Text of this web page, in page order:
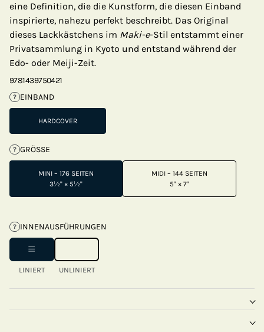
eine Definition, die die Kunstform, die diesen Einband
inspirierte, nahezu perfekt beschreibt. Das Original
dieses Lackkästchens im Maki-e-Stil entstammt einer
Privatsammlung in Kyoto und entstand während der
Edo- oder Meiji-Zeit.
9781439750421
? EINBAND
HARDCOVER
? GRÖSSE
MINI – 176 SEITEN
3½" × 5½"
MIDI – 144 SEITEN
5" × 7"
? INNENAUSFÜHRUNGEN
LINIERT UNLINIERT